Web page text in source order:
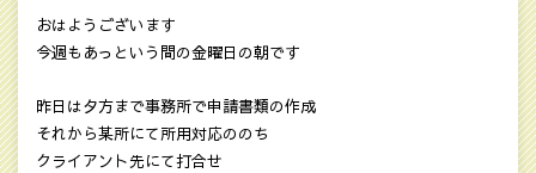
おはようございます
今週もあっという間の金曜日の朝です
昨日は夕方まで事務所で申請書類の作成
それから某所にて所用対応ののち
クライアント先にて打合せ